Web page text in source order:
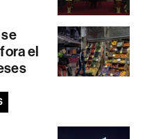
el